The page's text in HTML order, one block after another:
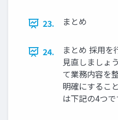
23. まとめ
24.
まとめ 採⽤を
⾒直しましょ
て業務内容を
明確にするこ
は下記の4つ